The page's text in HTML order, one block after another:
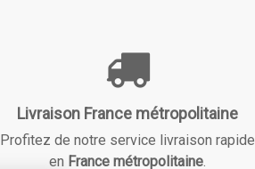
Livraison France métropolitaine
Profitez de notre service livraison rapide
en France métropolitaine.